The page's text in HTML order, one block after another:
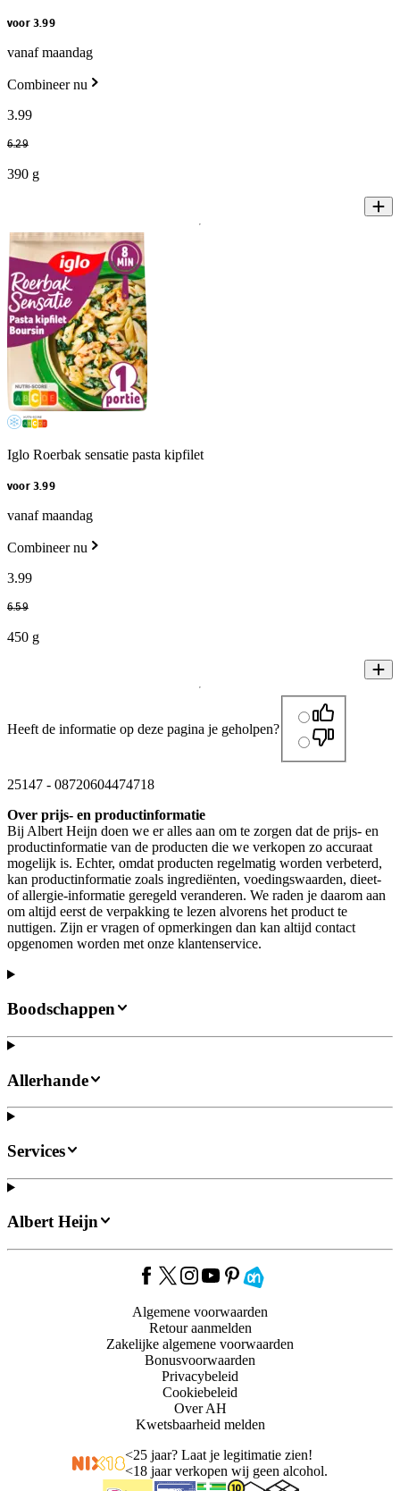
voor 3.99
vanaf maandag
Combineer nu
3.99
6.29
390 g
Iglo Roerbak sensatie pasta kipfilet
voor 3.99
vanaf maandag
Combineer nu
3.99
6.59
450 g
Heeft de informatie op deze pagina je geholpen?
25147 - 08720604474718
Over prijs- en productinformatie
Bij Albert Heijn doen we er alles aan om te zorgen dat de prijs- en
productinformatie van de producten die we verkopen zo accuraat
mogelijk is. Echter, omdat producten regelmatig worden verbeterd,
kan productinformatie zoals ingrediënten, voedingswaarden, dieet-
of allergie-informatie geregeld veranderen. We raden je daarom aan
om altijd eerst de verpakking te lezen alvorens het product te
nuttigen. Zijn er vragen of opmerkingen dan kan altijd contact
opgenomen worden met onze klantenservice.
Boodschappen
Allerhande
Services
Albert Heijn
Algemene voorwaarden
Retour aanmelden
Zakelijke algemene voorwaarden
Bonusvoorwaarden
Privacybeleid
Cookiebeleid
Over AH
Kwetsbaarheid melden
<25 jaar? Laat je legitimatie zien!
<18 jaar verkopen wij geen alcohol.